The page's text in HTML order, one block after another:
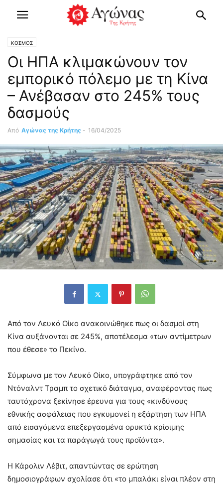
ΚΟΣΜΟΣ
Οι ΗΠΑ κλιμακώνουν τον
εμπορικό πόλεμο με τη Κίνα
– Ανέβασαν στο 245% τους
δασμούς
Από Αγώνας της Κρήτης - 16/04/2025
Από τον Λευκό Οίκο ανακοινώθηκε πως οι δασμοί στη
Κίνα αυξάνονται σε 245%, αποτέλεσμα «των αντίμετρων
που έθεσε» το Πεκίνο.
Σύμφωνα με τον Λευκό Οίκο, υπογράφτηκε από τον
Ντόναλντ Τραμπ το σχετικό διάταγμα, αναφέροντας πως
ταυτόχρονα ξεκίνησε έρευνα για τους «κινδύνους
εθνικής ασφάλειας που εγκυμονεί η εξάρτηση των ΗΠΑ
από εισαγόμενα επεξεργασμένα ορυκτά κρίσιμης
σημασίας και τα παράγωγά τους προϊόντα».
Η Κάρολιν Λέβιτ, απαντώντας σε ερώτηση
δημοσιογράφων σχολίασε ότι «το μπαλάκι είναι πλέον στη